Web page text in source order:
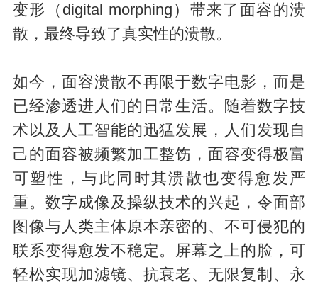
变形（digital morphing）带来了面容的溃
散，最终导致了真实性的溃散。
如今，面容溃散不再限于数字电影，而是
已经渗透进人们的日常生活。随着数字技
术以及人工智能的迅猛发展，人们发现自
己的面容被频繁加工整饬，面容变得极富
可塑性，与此同时其溃散也变得愈发严
重。数字成像及操纵技术的兴起，令面部
图像与人类主体原本亲密的、不可侵犯的
联系变得愈发不稳定。屏幕之上的脸，可
轻松实现加滤镜、抗衰老、无限复制、永